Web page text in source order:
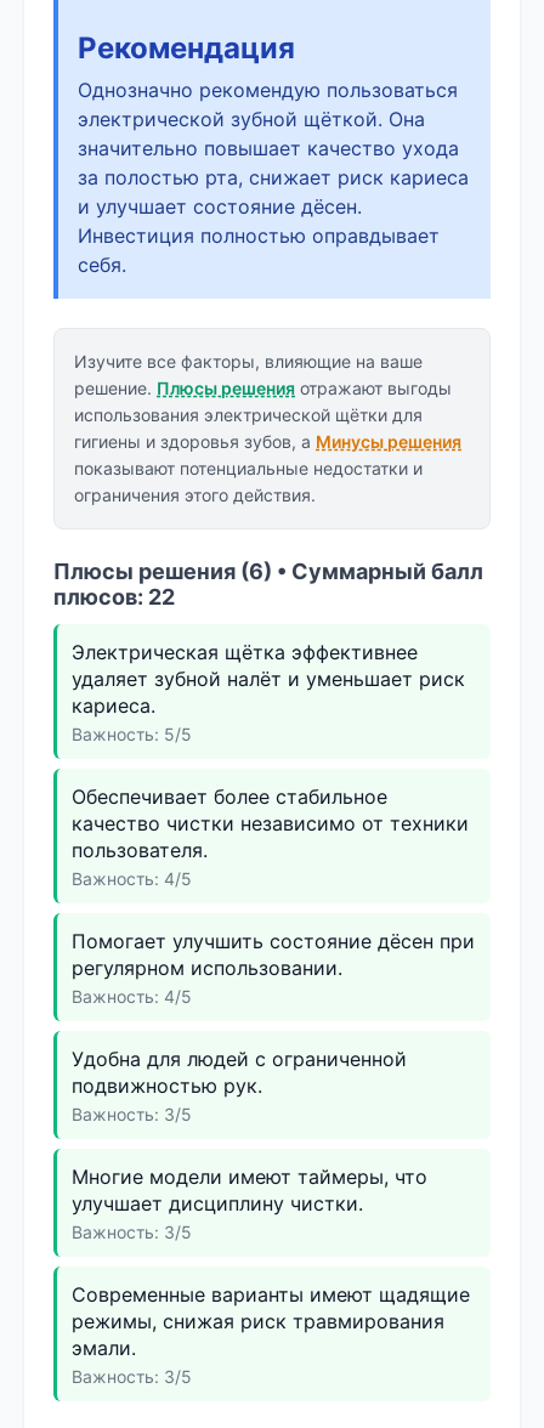
Рекомендация
Однозначно рекомендую пользоваться
электрической зубной щёткой. Она
значительно повышает качество ухода
за полостью рта, снижает риск кариеса
и улучшает состояние дёсен.
Инвестиция полностью оправдывает
себя.
Изучите все факторы, влияющие на ваше
решение. Плюсы решения отражают выгоды
использования электрической щётки для
гигиены и здоровья зубов, а Минусы решения
показывают потенциальные недостатки и
ограничения этого действия.
Плюсы решения (6) • Суммарный балл
плюсов: 22
Электрическая щётка эффективнее
удаляет зубной налёт и уменьшает риск
кариеса.
Важность: 5/5
Обеспечивает более стабильное
качество чистки независимо от техники
пользователя.
Важность: 4/5
Помогает улучшить состояние дёсен при
регулярном использовании.
Важность: 4/5
Удобна для людей с ограниченной
подвижностью рук.
Важность: 3/5
Многие модели имеют таймеры, что
улучшает дисциплину чистки.
Важность: 3/5
Современные варианты имеют щадящие
режимы, снижая риск травмирования
эмали.
Важность: 3/5